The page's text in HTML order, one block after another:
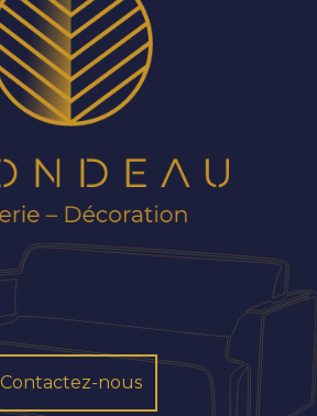
Contactez-nous